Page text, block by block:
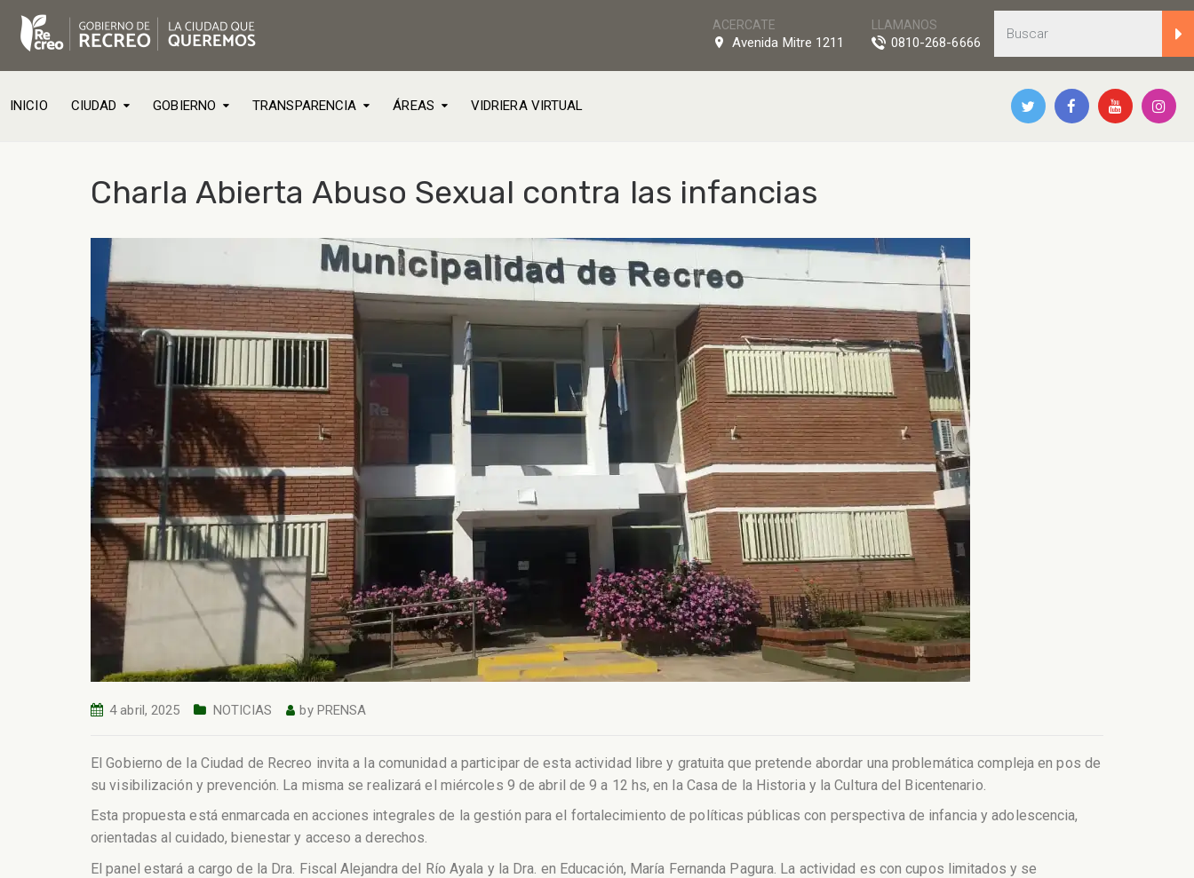
LLAMANOS
0810-268-6666
ACERCATE
Avenida Mitre 1211
INICIO CIUDAD GOBIERNO TRANSPARENCIA ÁREAS VIDRIERA VIRTUAL
Charla Abierta Abuso Sexual contra las infancias
4 abril, 2025 NOTICIAS by PRENSA
El Gobierno de la Ciudad de Recreo invita a la comunidad a participar de esta actividad libre y gratuita que pretende abordar una problemática compleja en pos de
su visibilización y prevención. La misma se realizará el miércoles 9 de abril de 9 a 12 hs, en la Casa de la Historia y la Cultura del Bicentenario.
Esta propuesta está enmarcada en acciones integrales de la gestión para el fortalecimiento de políticas públicas con perspectiva de infancia y adolescencia,
orientadas al cuidado, bienestar y acceso a derechos.
El panel estará a cargo de la Dra. Fiscal Alejandra del Río Ayala y la Dra. en Educación, María Fernanda Pagura. La actividad es con cupos limitados y se